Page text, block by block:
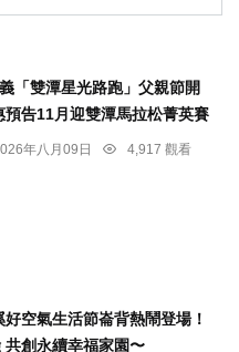
「雙潭星光路跑」父親節開
預告11月迎雙潭馬拉松菁英賽
年八月09日
4,917 觀看
空氣生活節崙背熱鬧登場！
共創永續幸福家園〜